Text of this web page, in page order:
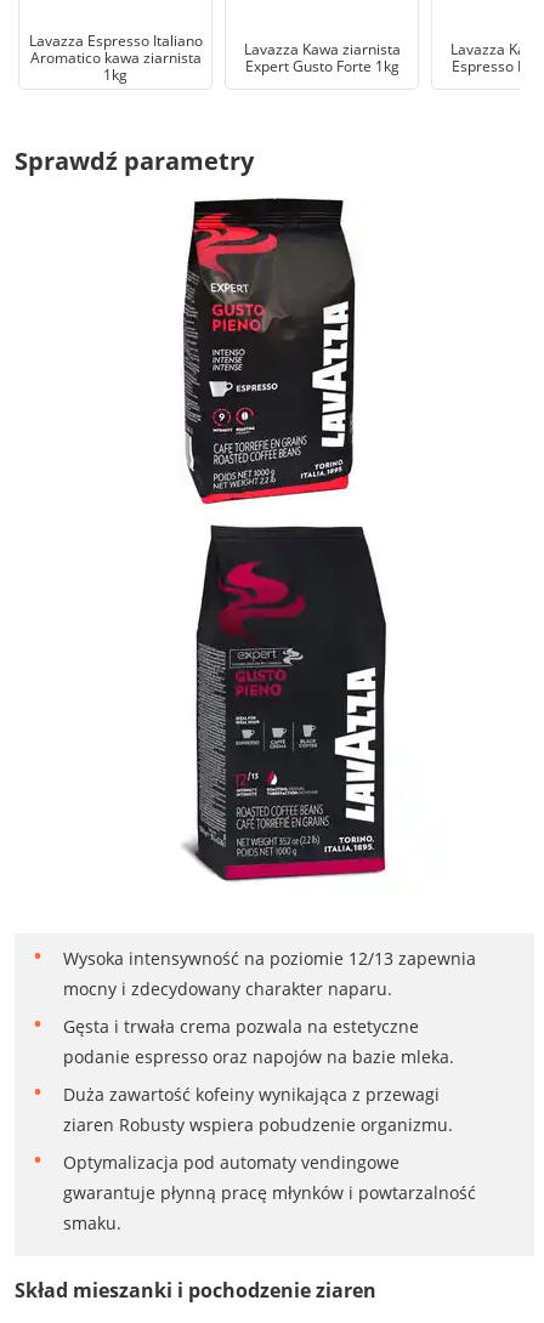
Lavazza Espresso Italiano
Aromatico kawa ziarnista
1kg
Lavazza Kawa ziarnista
Expert Gusto Forte 1kg
Lavazza
Espresso
Sprawdź parametry
Wysoka intensywność na poziomie 12/13 zapewnia
mocny i zdecydowany charakter naparu.
Gęsta i trwała crema pozwala na estetyczne
podanie espresso oraz napojów na bazie mleka.
Duża zawartość kofeiny wynikająca z przewagi
ziaren Robusty wspiera pobudzenie organizmu.
Optymalizacja pod automaty vendingowe
gwarantuje płynną pracę młynków i powtarzalność
smaku.
Skład mieszanki i pochodzenie ziaren